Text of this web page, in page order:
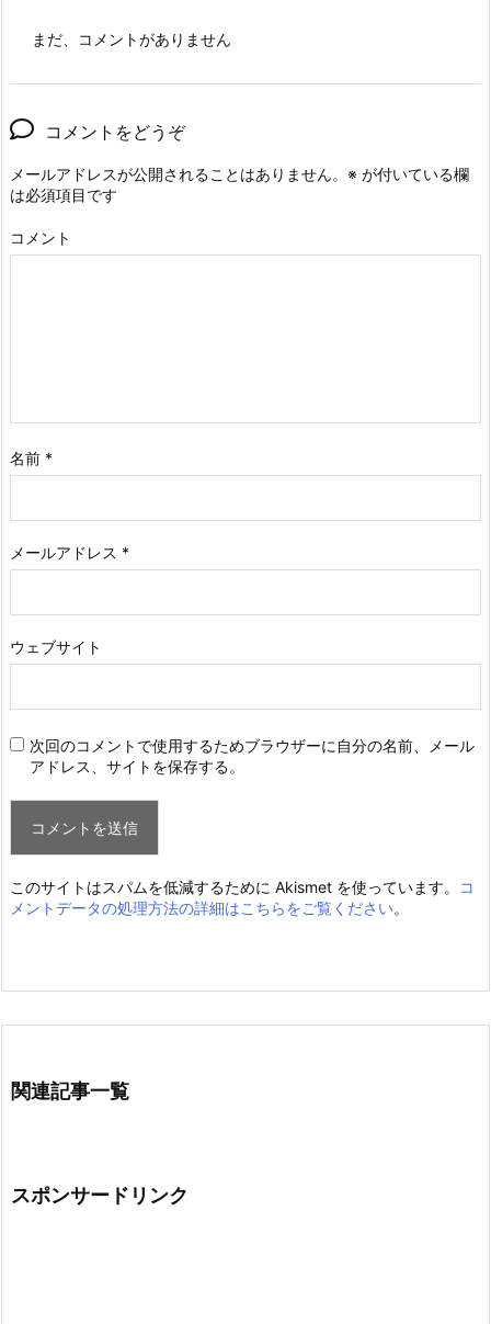
まだ、コメントがありません
コメントをどうぞ
メールアドレスが公開されることはありません。 ※ が付いている欄
は必須項目です
コメント
名前 *
メールアドレス *
ウェブサイト
次回のコメントで使用するためブラウザーに自分の名前、メール
アドレス、サイトを保存する。
このサイトはスパムを低減するために Akismet を使っています。
コ
メントデータの処理方法の詳細はこちらをご覧ください。
関連記事一覧
スポンサードリンク